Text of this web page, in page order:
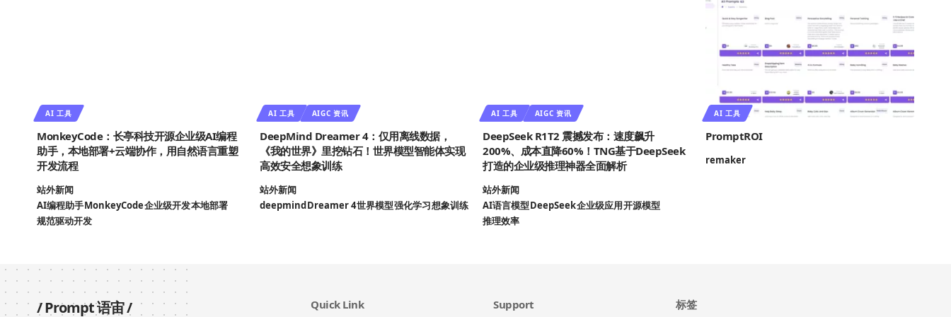
AI 工具
MonkeyCode：长亭科技开源企业级AI编程
助手，本地部署+云端协作，用自然语言重塑
开发流程
站外新闻
AI编程助手MonkeyCode企业级开发本地部署
规范驱动开发
AI 工具 AIGC 资讯
DeepMind Dreamer 4：仅用离线数据，
《我的世界》里挖钻石！世界模型智能体实现
高效安全想象训练
站外新闻
deepmindDreamer 4世界模型强化学习想象训练
AI 工具 AIGC 资讯
DeepSeek R1T2 震撼发布：速度飙升
200%、成本直降60%！TNG基于DeepSeek
打造的企业级推理神器全面解析
站外新闻
AI语言模型DeepSeek企业级应用开源模型
推理效率
AI 工具
PromptROI
remaker
/Prompt 语宙/ Quick Link Support 标签